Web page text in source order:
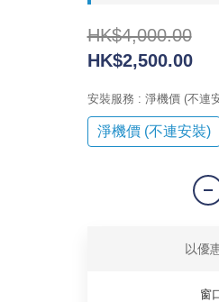
HK$4,000.00
HK$2,500.00
安裝服務 : 淨機價 (不連
淨機價 (不連安裝)
以優
窗